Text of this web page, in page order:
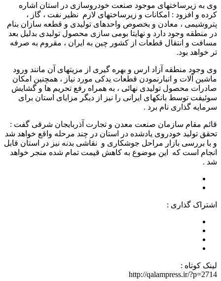
وی به زیرساختهای موجود صنعت خودروسازی در استان اشاره
کرده و افزود : امکانات و زیرساختهای لازم نظیر نفت ، گاز ،
پتروشیمی ، معادن و بخصوص واحدهای تولیدی و قطعه سازان بنام
در منطقه وجود دارد و نهایتا بومی سازی محصول تولیدی بدلیل بعد
مسافت و انتقال قطعات از کشور چین به ایران ، مقروم به صرفه
تر خواهد بود.
وی وجود منطقه آزاد ارس و بهره گیری از مزیتهای آن مانند ورود
ماشین آلات و انبارنمودن قطعات یدکی مورد نیاز ، همچنین امکان
صادرات محصول تولیدی نهائی ، به همراه رفع تحریم ها و گشایش
سوئیفت توسط بانکهای ایرانی را نیز از دیگر مزایای استان برای
سرمایه گذاری نام برد .
قائم مقام سازمان صنعت معدن و تجارت آذربایجان شرقی گفت :
تحقق تولید خودروی یادشده در استان در چند مرحله واقع خواهد شد
و با بررسی بازار مراحل جوشکاری و نقاشی بدنه نیز در استان قابل
انجام است که این موضوع به کاهش قیمت تمام شده منجر خواهد
شد .
اشتراک گذاری :
لینک کوتاه :
http://qalampress.ir/?p=2714